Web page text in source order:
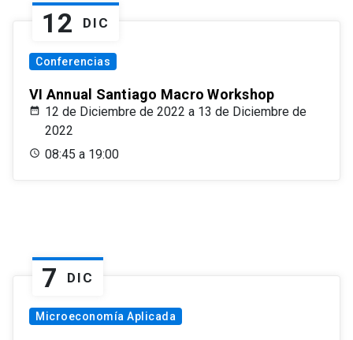
12 DIC
Conferencias
VI Annual Santiago Macro Workshop
12 de Diciembre de 2022 a 13 de Diciembre de
2022
08:45 a 19:00
7 DIC
Microeconomía Aplicada